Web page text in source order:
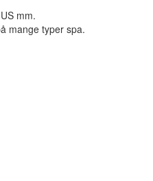
mm.
mange typer spa.